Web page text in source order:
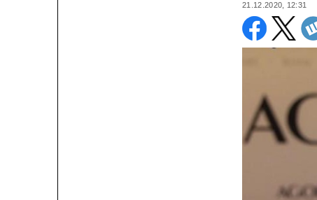
21.12.2020, 12:31